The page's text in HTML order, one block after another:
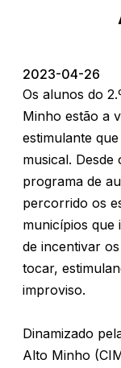
2023-04-26
Os alunos do
Minho estão a
estimulante
musical.
programa de
percorrido os
municípios que
de incentivar
tocar,
improviso.
Dinamizado
Alto Minho